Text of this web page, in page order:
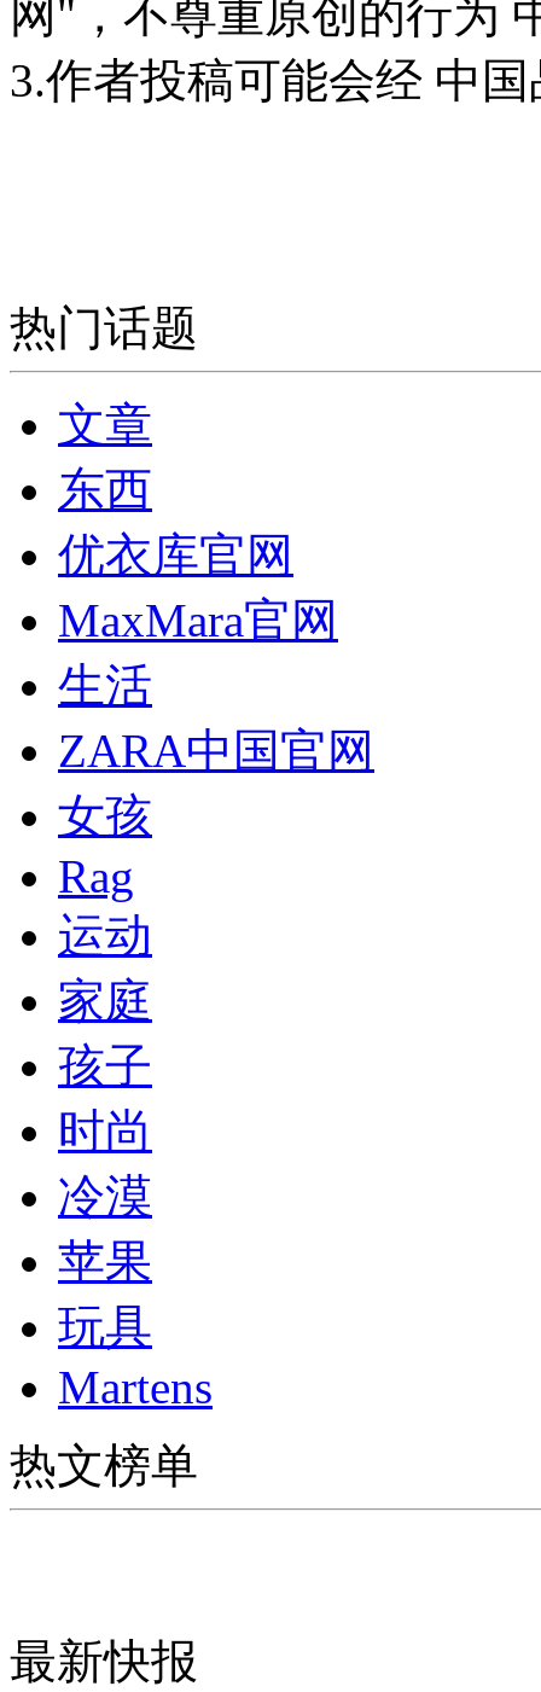
网"，不尊重原创的行为
3.作者投稿可能会经 中
热门话题
文章
东西
优衣库官网
MaxMara官网
生活
ZARA中国官网
女孩
Rag
运动
家庭
孩子
时尚
冷漠
苹果
玩具
Martens
热文榜单
最新快报